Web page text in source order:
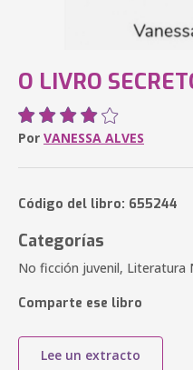
O LIVRO
Por VANESSA ALVES
Código del libro: 655244
Categorías
No ficción juvenil, Literatura
Comparte ese libro
Lee un extracto